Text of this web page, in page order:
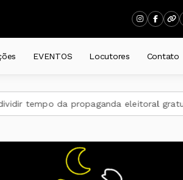
Farrapo
EVENTOS Locutores Contato
tempo da propaganda eleitoral gratuita